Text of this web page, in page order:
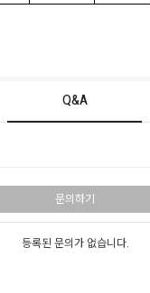
Q&A
문의하기
등록된 문의가 없습니다.